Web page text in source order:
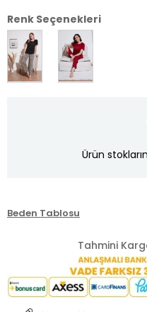
Renk Seçenekleri
Ürün
Beden Tablosu
Tahmini